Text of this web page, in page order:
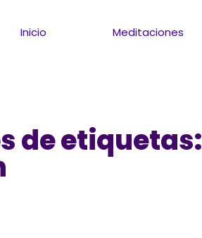
Inicio Meditaciones
de etiquetas: